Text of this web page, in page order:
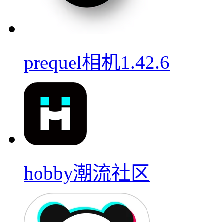
prequel相机1.42.6
hobby潮流社区